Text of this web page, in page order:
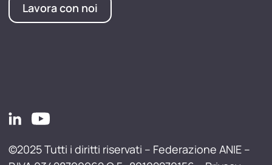
Lavora con noi
©2025 Tutti i diritti riservati – Federazione ANIE –